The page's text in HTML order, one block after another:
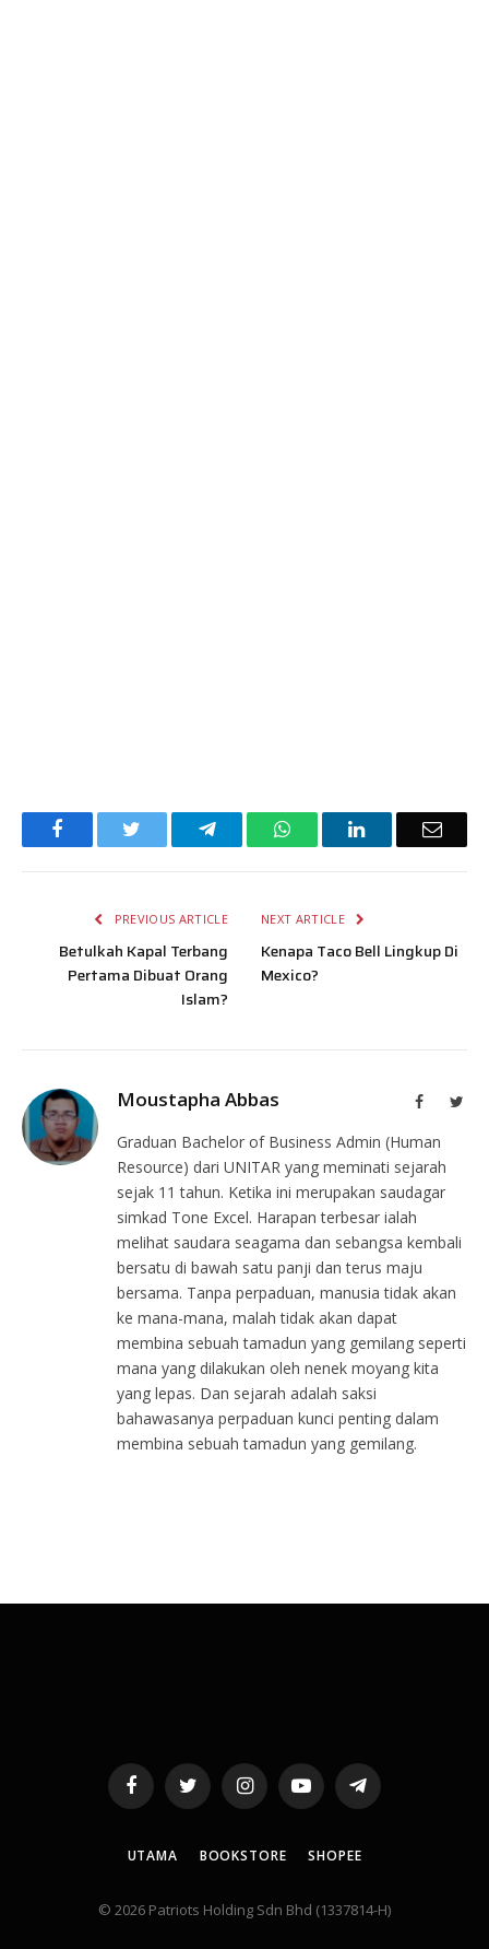
Facebook TelegramWhatsAppLinkedIn Email
PREVIOUS ARTICLE
Betulkah Kapal Terbang
Pertama Dibuat Orang
Islam?
NEXT ARTICLE
Kenapa Taco Bell Lingkup Di
Mexico?
Moustapha Abbas Facebook
Graduan Bachelor of Business Admin (Human
Resource) dari UNITAR yang meminati sejarah
sejak 11 tahun. Ketika ini merupakan saudagar
simkad Tone Excel. Harapan terbesar ialah
melihat saudara seagama dan sebangsa kembali
bersatu di bawah satu panji dan terus maju
bersama. Tanpa perpaduan, manusia tidak akan
ke mana-mana, malah tidak akan dapat
membina sebuah tamadun yang gemilang seperti
mana yang dilakukan oleh nenek moyang kita
yang lepas. Dan sejarah adalah saksi
bahawasanya perpaduan kunci penting dalam
membina sebuah tamadun yang gemilang.
FacebookTwitter InstagramYouTubeTelegram
UTAMA BOOKSTORE SHOPEE
© 2026 Patriots Holding Sdn Bhd (1337814-H)